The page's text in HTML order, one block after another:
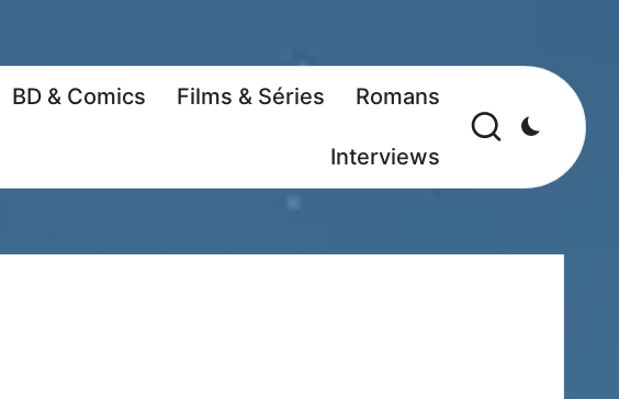
BD & Comics Films & Séries Romans
Interviews